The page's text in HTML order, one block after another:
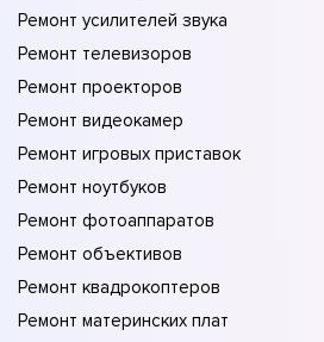
Ремонт усилителей звука
Ремонт телевизоров
Ремонт проекторов
Ремонт видеокамер
Ремонт игровых приставок
Ремонт ноутбуков
Ремонт фотоаппаратов
Ремонт объективов
Ремонт квадрокоптеров
Ремонт материнских плат